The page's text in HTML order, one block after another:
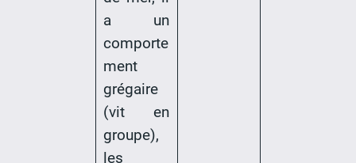
a un
comporte
ment
grégaire
(vit en
groupe),
les